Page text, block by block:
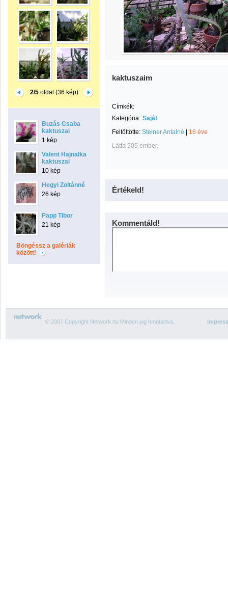
2/5oldal (36 kép)
Buzás Csaba
kaktuszai
1 kép
Valent Hajnalka
kaktuszai
10 kép
Hegyi Zoltánné
26 kép
Papp Tibor
21 kép
Böngéssz a galériák
között!
kaktuszaim
Címkék:
Kategória: Saját
Feltöltötte: Steiner Antalné
16 éve
Látta 505 ember.
Értékeld!
Kommentáld!
© 2007 Copyright Network.hu Minden jog fenntartva.